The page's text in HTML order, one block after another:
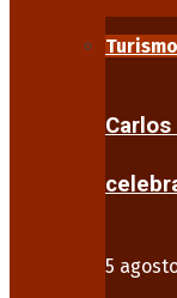
Turismo
5